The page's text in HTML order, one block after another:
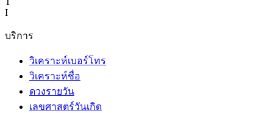
I
บริการ
วิเคราะห์เบอร์โทร
วิเคราะห์ชื่อ
ดวงรายวัน
เลขศาสตร์วันเกิด